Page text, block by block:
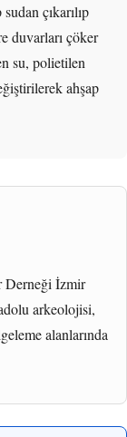
çıkarılıp
duvarları çöker
su, polietilen
ahşap
Derneği İzmir
arkeolojisi,
alanlarında